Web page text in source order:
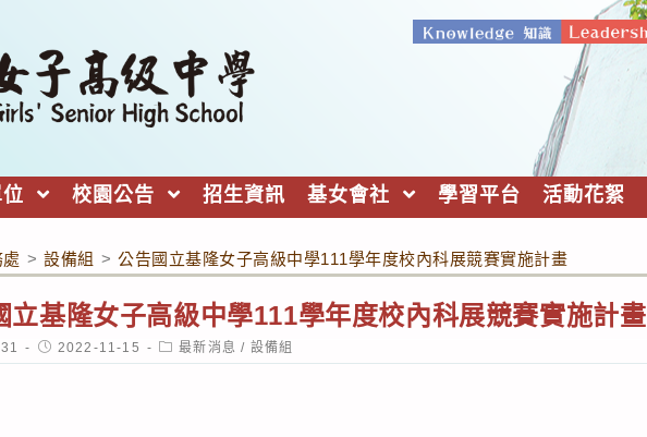
校園公告 招生資訊 基女會社 學習平台 活動花絮
> 設備組 > 公告國立基隆女子高級中學111學年度校內科展競賽實施計畫
立基隆女子高級中學111學年度校內科展競賽實施計畫
Post
published:
2022-11-15
Post
category:
最新消息 / 設備組